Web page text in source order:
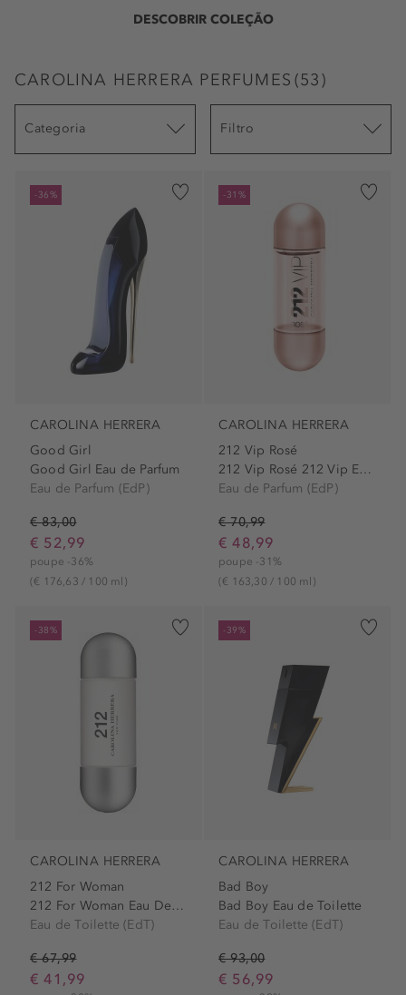
DESCOBRIR COLEÇÃO
CAROLINA HERRERA PERFUMES (53)
Categoria Filtro
-36%
CAROLINA HERRERA
Good Girl
Good Girl Eau de Parfum
Eau de Parfum (EdP)
€ 83,00
€ 52,99
poupe -36%
(€ 176,63 / 100 ml)
-31%
CAROLINA HERRERA
212 Vip Rosé
212 Vip Rosé 212 Vip Eau de...
Eau de Parfum (EdP)
€ 70,99
€ 48,99
poupe -31%
(€ 163,30 / 100 ml)
-38%
CAROLINA HERRERA
212 For Woman
212 For Woman Eau De Toilette
Eau de Toilette (EdT)
€ 67,99
€ 41,99
-39%
CAROLINA HERRERA
Bad Boy
Bad Boy Eau de Toilette
Eau de Toilette (EdT)
€ 93,00
€ 56,99